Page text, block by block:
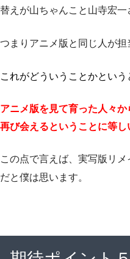
替えが山ちゃんこと山寺宏一
つまりアニメ版と同じ人が担
これがどういうことかという
アニメ版を見て育った人々
再び会えるということに等し
この点で言えば、実写版リ
だと僕は思います。